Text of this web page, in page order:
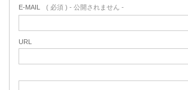
E-MAIL ( 必須 ) - 公開されません -
URL